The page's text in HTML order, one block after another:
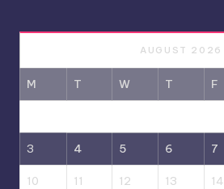
AUGUST 2026
M T W T F
3 4 5 6 7
10 11 12 13 14